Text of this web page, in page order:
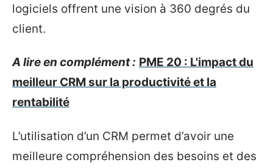
logiciels offrent une vision à 360 degrés du
client.
A lire en complément : PME 20 : L'impact du
meilleur CRM sur la productivité et la
rentabilité
L’utilisation d’un CRM permet d’avoir une
meilleure compréhension des besoins et des